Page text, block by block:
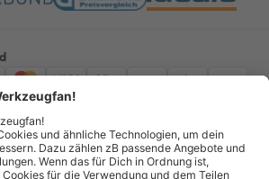
Widerruf Vertrag widerrufen
inkl. ges. MwSt. *Kostenloser Versand innerhalb